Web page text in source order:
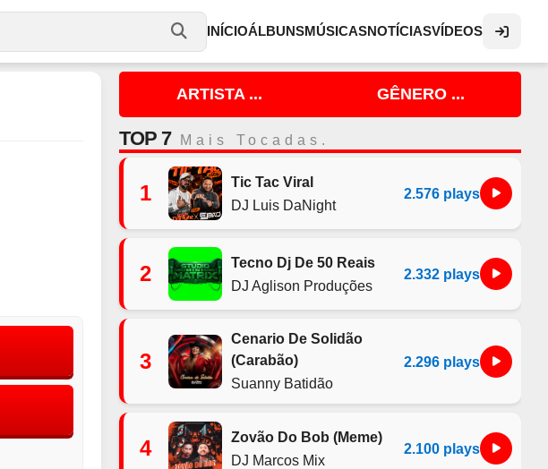
INÍCIOÁLBUNSMÚSICASNOTÍCIASVÍDEOS
ARTISTA ... GÊNERO ...
TOP 7 Mais Tocadas.
1
Tic Tac Viral
DJ Luis DaNight
2.576 plays
2
Tecno Dj De 50 Reais
DJ Aglison Produções
2.332 plays
3
Cenario De Solidão
(Carabão)
Suanny Batidão
2.296 plays
4
Zovão Do Bob (Meme)
DJ Marcos Mix
2.100 plays